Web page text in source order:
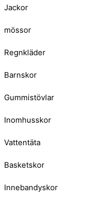
Jackor
mössor
Regnkläder
Barnskor
Gummistövlar
Inomhusskor
Vattentäta
Basketskor
Innebandyskor